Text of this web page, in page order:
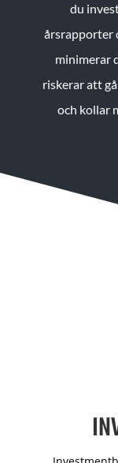
du
årsrapporter
minimerar
riskerar att
och kollar